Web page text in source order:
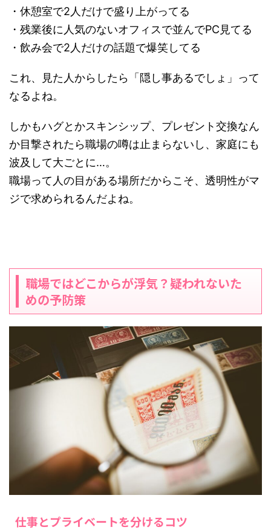
・休憩室で2人だけで盛り上がってる
・残業後に人気のないオフィスで並んでPC見てる
・飲み会で2人だけの話題で爆笑してる
これ、見た人からしたら「隠し事あるでしょ」って
なるよね。
しかもハグとかスキンシップ、プレゼント交換なん
か目撃されたら職場の噂は止まらないし、家庭にも
波及して大ごとに…。
職場って人の目がある場所だからこそ、透明性がマ
ジで求められるんだよね。
職場ではどこからが浮気？疑われないた
めの予防策
仕事とプライベートを分けるコツ